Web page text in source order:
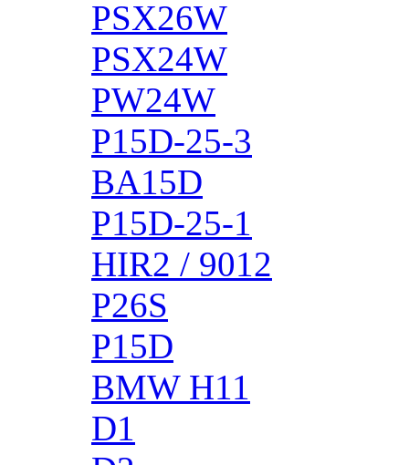
PSX26W
PSX24W
PW24W
P15D-25-3
BA15D
P15D-25-1
HIR2 / 9012
P26S
P15D
BMW H11
D1